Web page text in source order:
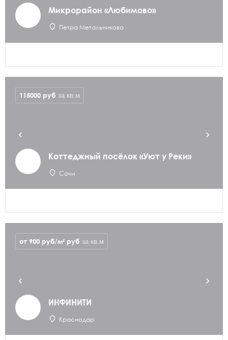
Микрорайон «Любимово»
Петра Метальникова
Коттеджный посёлок «Уют у Реки»
Сочи
115000 руб за кв.м
ИНФИНИТИ
Краснодар
от 900 руб/м² руб за кв.м